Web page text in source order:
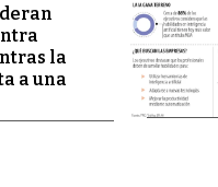
la
a una